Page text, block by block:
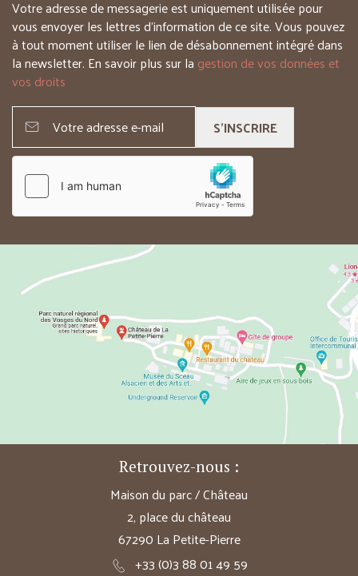
Votre adresse de messagerie est uniquement utilisée pour
vous envoyer les lettres d’information de ce site. Vous pouvez
à tout moment utiliser le lien de désabonnement intégré dans
la newsletter. En savoir plus sur la gestion de vos données et
vos droits
S'INSCRIRE
Retrouvez-nous :
Maison du parc / Château
2, place du château
67290 La Petite-Pierre
+33 (0)3 88 01 49 59